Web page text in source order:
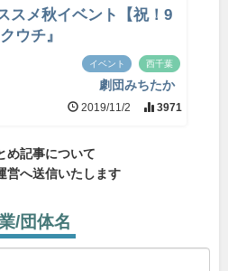
スメ秋イベント【祝！9
ウチ』
イベント 西千葉
劇団みちたか
2019/11/2 3971
め記事について
営へ送信いたします
/団体名